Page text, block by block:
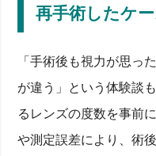
再手術したケ
「手術後も視力が思っ
が違う」という体験談
るレンズの度数を事前
や測定誤差により、術